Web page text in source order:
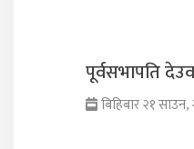
पूर्वसभापति
बिहिबार २१